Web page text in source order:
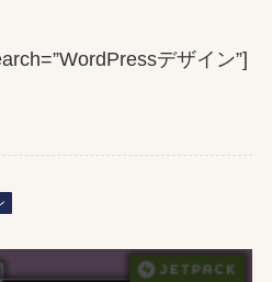
デザイン”]